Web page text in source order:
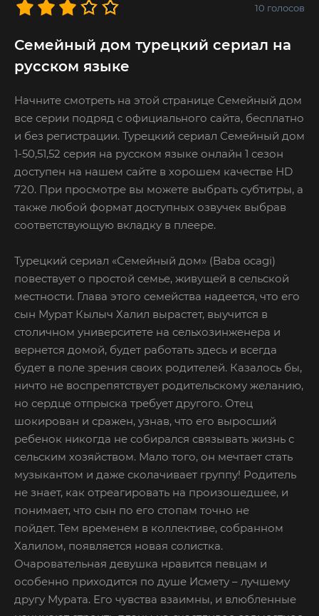
10 голосов
Семейный дом турецкий сериал на
русском языке
Начните смотреть на этой странице Семейный дом
все серии подряд с официального сайта, бесплатно
и без регистрации. Турецкий сериал Семейный дом
1-50,51,52 серия на русском языке онлайн 1 сезон
доступен на нашем сайте в хорошем качестве HD
720. При просмотре вы можете выбрать субтитры, а
также любой формат доступных озвучек выбрав
соответствующую вкладку в плеере.
Турецкий сериал «Семейный дом» (Baba ocagi)
повествует о простой семье, живущей в сельской
местности. Глава этого семейства надеется, что его
сын Мурат Кылыч Халил вырастет, выучится в
столичном университете на сельхозинженера и
вернется домой, будет работать здесь и всегда
будет в поле зрения своих родителей. Казалось бы,
ничто не воспрепятствует родительскому желанию,
но сердце отпрыска требует другого. Отец
шокирован и сражен, узнав, что его выросший
ребенок никогда не собирался связывать жизнь с
сельским хозяйством. Мало того, он мечтает стать
музыкантом и даже сколачивает группу! Родитель
не знает, как отреагировать на произошедшее, и
понимает, что сын по его стопам точно не
пойдет. Тем временем в коллективе, собранном
Халилом, появляется новая солистка.
Очаровательная девушка нравится певцам и
особенно приходится по душе Исмету – лучшему
другу Мурата. Его чувства взаимны, и влюбленные